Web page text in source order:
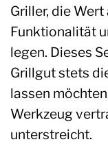
Griller, die
Funktionalität
legen. Dieses
Grillgut stets
lassen
Werkzeug
unterstreicht.